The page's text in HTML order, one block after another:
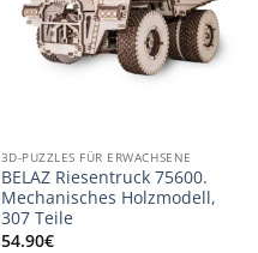
3D-PUZZLES FÜR ERWACHSENE
BELAZ Riesentruck 75600.
Mechanisches Holzmodell,
307 Teile
54.90€